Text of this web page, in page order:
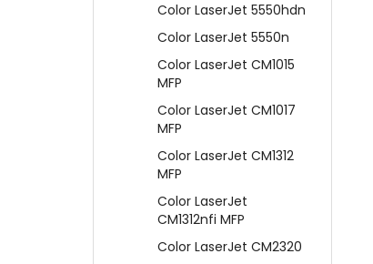
Color LaserJet 5550hdn
Color LaserJet 5550n
Color LaserJet CM1015
MFP
Color LaserJet CM1017
MFP
Color LaserJet CM1312
MFP
Color LaserJet
CM1312nfi MFP
Color LaserJet CM2320